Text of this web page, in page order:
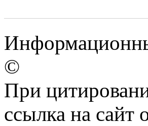
©
При
ссылка на сайт